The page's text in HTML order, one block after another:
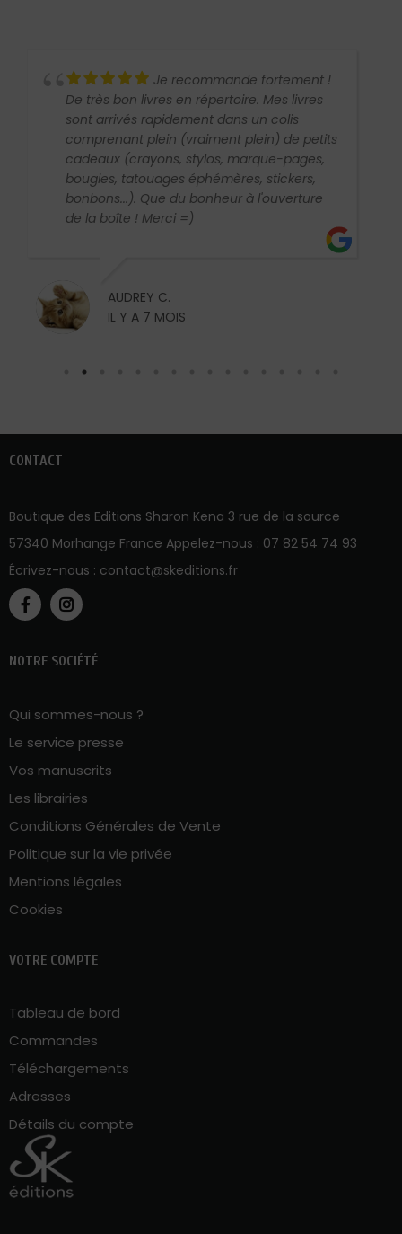
Je recommande fortement !
De très bon livres en répertoire. Mes livres
sont arrivés rapidement dans un colis
comprenant plein (vraiment plein) de petits
cadeaux (crayons, stylos, marque-pages,
bougies, tatouages éphémères, stickers,
bonbons...). Que du bonheur à l'ouverture
de la boîte ! Merci =)
AUDREY C.
IL Y A 7 MOIS
CONTACT
Boutique des Editions Sharon Kena 3 rue de la source
57340 Morhange France Appelez-nous : 07 82 54 74 93
Écrivez-nous : contact@skeditions.fr
NOTRE SOCIÉTÉ
Qui sommes-nous ?
Le service presse
Vos manuscrits
Les librairies
Conditions Générales de Vente
Politique sur la vie privée
Mentions légales
Cookies
VOTRE COMPTE
Tableau de bord
Commandes
Téléchargements
Adresses
Détails du compte